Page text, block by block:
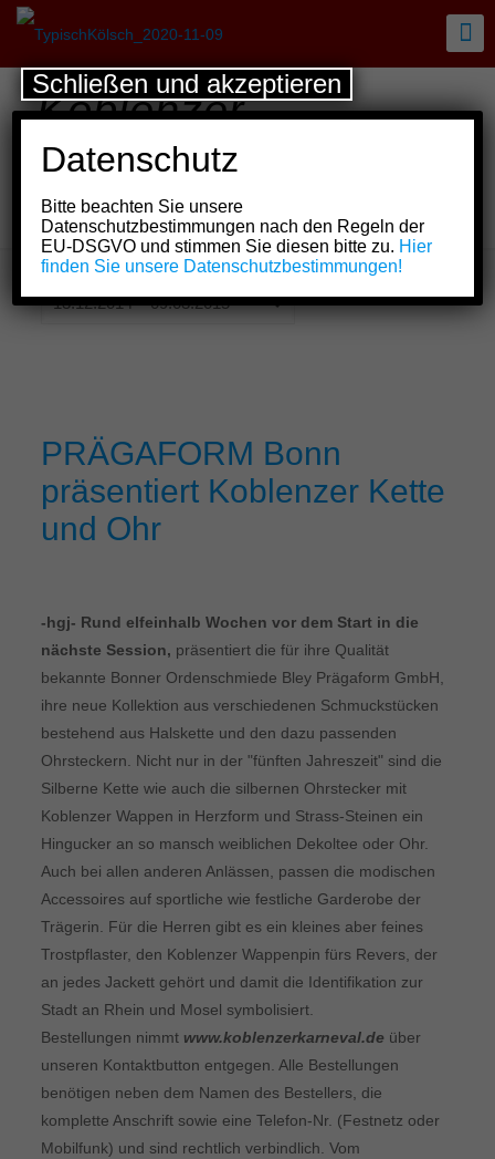
Koblenzer
Schlaglichter vom
13.12.2014 –
09.03.2015
PRÄGAFORM Bonn
präsentiert Koblenzer Kette
und Ohr
-hgj- Rund elfeinhalb Wochen vor dem Start in die
nächste Session, präsentiert die für ihre Qualität
bekannte Bonner Ordenschmiede Bley Prägaform GmbH,
ihre neue Kollektion aus verschiedenen Schmuckstücken
bestehend aus Halskette und den dazu passenden
Ohrsteckern. Nicht nur in der "fünften Jahreszeit" sind die
Silberne Kette wie auch die silbernen Ohrstecker mit
Koblenzer Wappen in Herzform und Strass-Steinen ein
Hingucker an so mansch weiblichen Dekoltee oder Ohr.
Auch bei allen anderen Anlässen, passen die modischen
Accessoires auf sportliche wie festliche Garderobe der
Trägerin. Für die Herren gibt es ein kleines aber feines
Trostpflaster, den Koblenzer Wappenpin fürs Revers, der
an jedes Jackett gehört und damit die Identifikation zur
Stadt an Rhein und Mosel symbolisiert.
Bestellungen nimmt www.koblenzerkarneval.de über
unseren Kontaktbutton entgegen. Alle Bestellungen
benötigen neben dem Namen des Bestellers, die
komplette Anschrift sowie eine Telefon-Nr. (Festnetz oder
Mobilfunk) und sind rechtlich verbindlich. Vom
Datenschutz
Bitte beachten Sie unsere
Datenschutzbestimmungen nach den Regeln der
EU-DSGVO und stimmen Sie diesen bitte zu. Hier
finden Sie unsere Datenschutzbestimmungen!
Schließen und akzeptieren